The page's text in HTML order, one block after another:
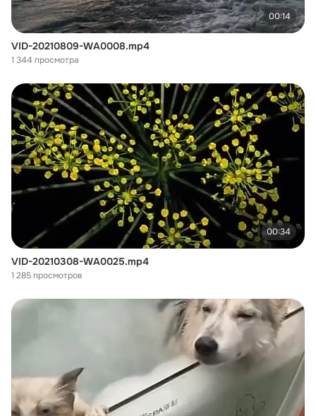
00:14
VID-20210809-WA0008.mp4
1 344 просмотра
00:34
VID-20210308-WA0025.mp4
1 285 просмотров